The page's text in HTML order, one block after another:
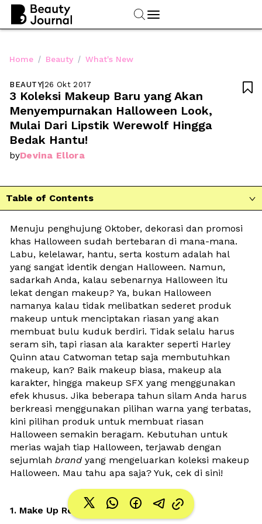
Home / Beauty / What's New
BEAUTY|26 Okt 2017
3 Koleksi Makeup Baru yang Akan
Menyempurnakan Halloween Look,
Mulai Dari Lipstik Werewolf Hingga
Bedak Hantu!
byDevina Ellora

Table of Contents 
Menuju penghujung Oktober, dekorasi dan promosi
khas Halloween sudah bertebaran di mana-mana.
Labu, kelelawar, hantu, serta kostum adalah hal
yang sangat identik dengan Halloween. Namun,
sadarkah Anda, kalau sebenarnya Halloween itu
lekat dengan makeup? Ya, bukan Halloween
namanya kalau tidak melibatkan sederet produk
makeup untuk menciptakan riasan yang akan
membuat bulu kuduk berdiri. Tidak selalu harus
seram sih, tapi riasan ala karakter seperti Harley
Quinn atau Catwoman tetap saja membutuhkan
makeup, kan? Baik makeup biasa, makeup ala
karakter, hingga makeup SFX yang menggunakan
efek khusus. Jika beberapa tahun silam Anda harus
berkreasi menggunakan pilihan warna yang terbatas,
kini pilihan produk untuk membuat riasan
Halloween semakin beragam. Kebutuhan untuk
merias wajah tiap Halloween, terjawab dengan
sejumlah brand yang mengeluarkan koleksi makeup
Halloween. Mau tahu apa saja? Yuk, cek di sini!
1. Make Up Revolution